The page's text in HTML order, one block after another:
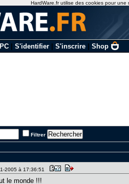
PC| S'identifier| S'inscrire| Shop
Filtrer
2005 à 17:36:51
le monde !!!
HardWare.fr utilise des cookies pour